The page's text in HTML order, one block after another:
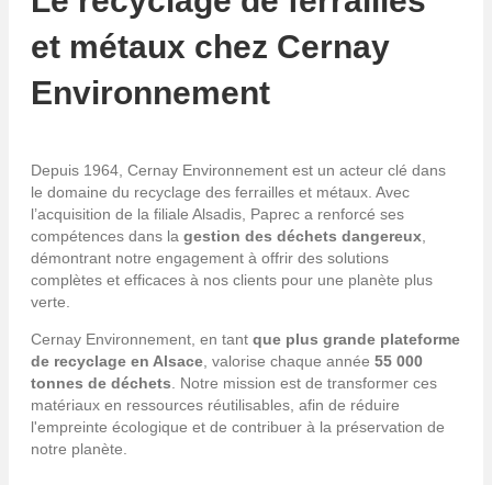
et métaux chez Cernay
Environnement
Depuis 1964, Cernay Environnement est un acteur clé dans
le domaine du recyclage des ferrailles et métaux. Avec
l’acquisition de la filiale Alsadis, Paprec a renforcé ses
compétences dans la gestion des déchets dangereux
démontrant notre engagement à offrir des solutions
complètes et efficaces à nos clients pour une planète plus
verte.
Cernay Environnement, en tant que plus grande plateforme
de recyclage en Alsace , valorise chaque année 55 000
tonnes de déchets . Notre mission est de transformer ces
matériaux en ressources réutilisables, afin de réduire
l'empreinte écologique et de contribuer à la préservation de
notre planète.